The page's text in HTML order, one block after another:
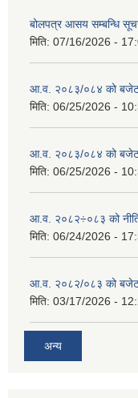
बोलपत्र आसय सम्बन्धि
मिति: 07/16/2026 -
आ.व. २०८३/०८४ को बजेट,
मिति: 06/25/2026 -
आ.व. २०८३/०८४ को बजेट,
मिति: 06/25/2026 -
आ.व. २०८२÷०८३ को
मिति: 06/24/2026 -
आ.व. २०८२/०८३ को बजेट,
मिति: 03/17/2026 -
अन्य